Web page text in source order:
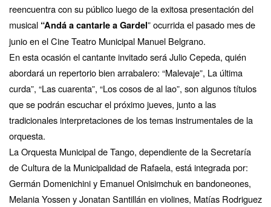
reencuentra con su público luego de la exitosa presentación del
musical “Andá a cantarle a Gardel” ocurrida el pasado mes de
junio en el Cine Teatro Municipal Manuel Belgrano.
En esta ocasión el cantante invitado será Julio Cepeda, quién
abordará un repertorio bien arrabalero: “Malevaje”, La última
curda”, “Las cuarenta”, “Los cosos de al lao”, son algunos títulos
que se podrán escuchar el próximo jueves, junto a las
tradicionales interpretaciones de los temas instrumentales de la
orquesta.
La Orquesta Municipal de Tango, dependiente de la Secretaría
de Cultura de la Municipalidad de Rafaela, está integrada por:
Germán Domenichini y Emanuel Onisimchuk en bandoneones,
Melania Yossen y Jonatan Santillán en violines, Matías Rodriguez